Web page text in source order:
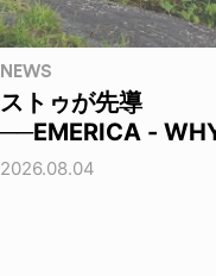
NEWS
ストゥが先導
──EMERICA -
2026.08.04